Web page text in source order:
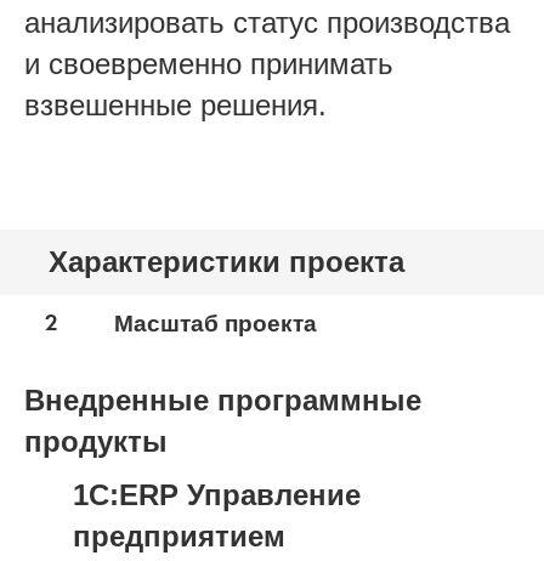
анализировать статус производства
и своевременно принимать
взвешенные решения.
Характеристики проекта
2 Масштаб проекта
Внедренные программные
продукты
1С:ERP Управление
предприятием